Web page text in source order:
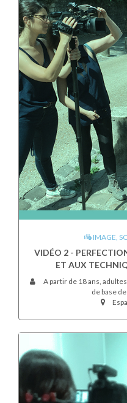
IMAGE,
VIDÉO 2 -
ET AUX
A partir de 18 ans,
de base